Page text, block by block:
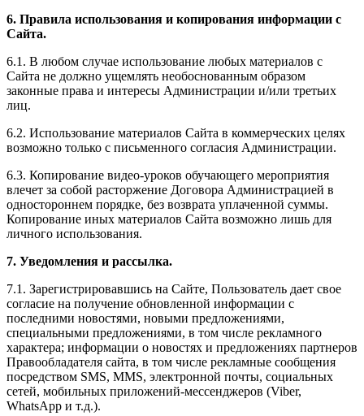
6. Правила использования и копирования информации с
Сайта.
6.1. В любом случае использование любых материалов с
Сайта не должно ущемлять необоснованным образом
законные права и интересы Администрации и/или третьих
лиц.
6.2. Использование материалов Сайта в коммерческих целях
возможно только с письменного согласия Администрации.
6.3. Копирование видео-уроков обучающего мероприятия
влечет за собой расторжение Договора Администрацией в
одностороннем порядке, без возврата уплаченной суммы.
Копирование иных материалов Сайта возможно лишь для
личного использования.
7. Уведомления и рассылка.
7.1. Зарегистрировавшись на Сайте, Пользователь дает свое
согласие на получение обновленной информации с
последними новостями, новыми предложениями,
специальными предложениями, в том числе рекламного
характера; информации о новостях и предложениях партнеров
Правообладателя сайта, в том числе рекламные сообщения
посредством SMS, MMS, электронной почты, социальных
сетей, мобильных приложений-мессенджеров (Viber,
WhatsApp и т.д.).